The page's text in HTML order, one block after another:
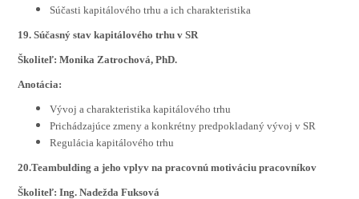
Súčasti kapitálového trhu a ich charakteristika
19. Súčasný stav kapitálového trhu v SR
Školiteľ: Monika Zatrochová, PhD.
Anotácia:
Vývoj a charakteristika kapitálového trhu
Prichádzajúce zmeny a konkrétny predpokladaný vývoj v SR
Regulácia kapitálového trhu
20.Teambulding a jeho vplyv na pracovnú motiváciu pracovníkov
Školiteľ: Ing. Nadežda Fuksová